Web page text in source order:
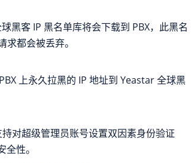
黑客 IP 黑名单库将会下载到 PBX，此黑名
求都会被丢弃。
上永久拉黑的 IP 地址到 Yeastar全球黑
持对超级管理员账号设置双因素身份验证
性。